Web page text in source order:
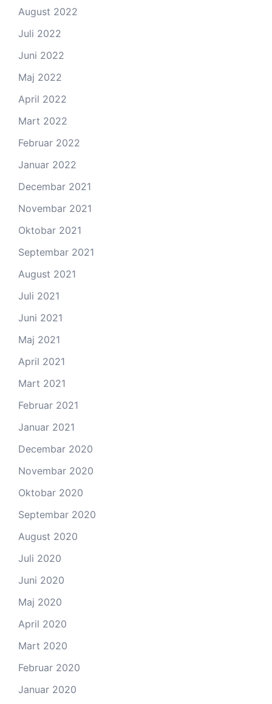
August 2022
Juli 2022
Juni 2022
Maj 2022
April 2022
Mart 2022
Februar 2022
Januar 2022
Decembar 2021
Novembar 2021
Oktobar 2021
Septembar 2021
August 2021
Juli 2021
Juni 2021
Maj 2021
April 2021
Mart 2021
Februar 2021
Januar 2021
Decembar 2020
Novembar 2020
Oktobar 2020
Septembar 2020
August 2020
Juli 2020
Juni 2020
Maj 2020
April 2020
Mart 2020
Februar 2020
Januar 2020